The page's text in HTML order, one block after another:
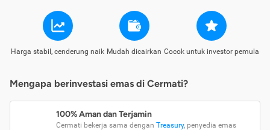
Harga stabil, cenderung naik Mudah dicairkan Cocok untuk investor pemula
Mengapa berinvestasi emas di Cermati?
100% Aman dan Terjamin
Cermati bekerja sama dengan Treasury, penyedia emas